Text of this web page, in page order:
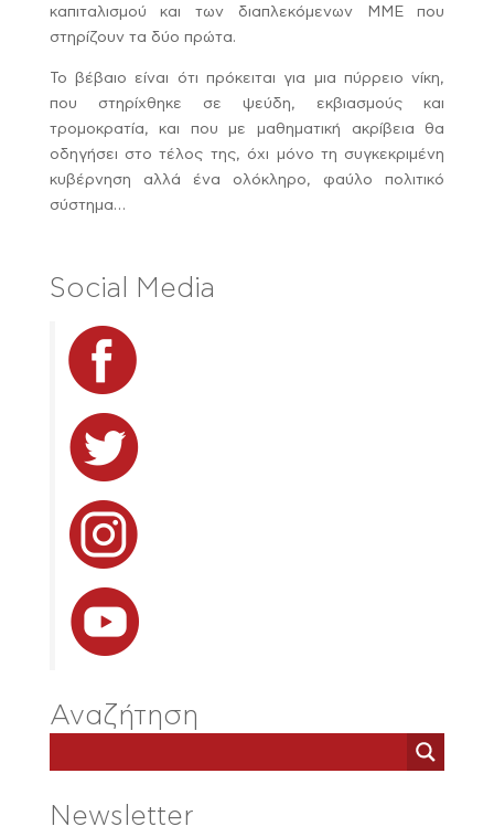
καπιταλισμού και των διαπλεκόμενων ΜΜΕ που
στηρίζουν τα δύο πρώτα.
Το βέβαιο είναι ότι πρόκειται για μια πύρρειο νίκη,
που στηρίχθηκε σε ψεύδη, εκβιασμούς και
τρομοκρατία, και που με μαθηματική ακρίβεια θα
οδηγήσει στο τέλος της, όχι μόνο τη συγκεκριμένη
κυβέρνηση αλλά ένα ολόκληρο, φαύλο πολιτικό
σύστημα…
Social Media
Αναζήτηση
Newsletter